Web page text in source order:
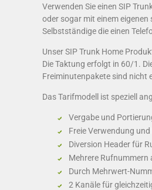
Verwenden Sie einen SIP
oder sogar mit einem
Selbstständige die einen
Unser SIP Trunk Home
Die Taktung erfolgt in 60/1.
Freiminutenpakete sind nicht
Das Tarifmodell ist speziell
Vergabe und
Freie Verwendung
Diversion Header für
Mehrere Rufnummern
Durch Mehrwert-
2 Kanäle für